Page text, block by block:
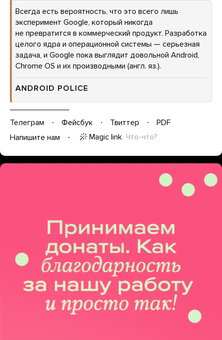
Всегда есть вероятность, что это всего лишь
эксперимент Google, который никогда
не превратится в коммерческий продукт. Разработка
целого ядра и операционной системы — серьезная
задача, и Google пока выглядит довольной Android,
Chrome OS и их производными (англ. яз.).
ANDROID POLICE
Телеграм Фейсбук Твиттер
PDF
Напишите нам
Magic link Что-что?